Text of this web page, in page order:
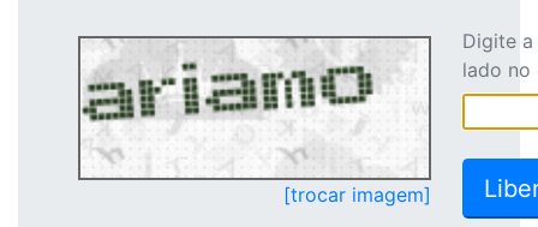
[trocar imagem]
Digite
lado no